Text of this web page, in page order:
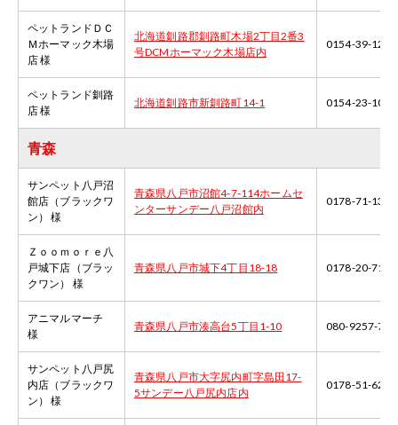
ペットランドＤＣ
Ｍホーマック木場
店 様
北海道釧路郡釧路町木場2丁目2番3
号DCMホーマック木場店内
0154-39-1212
ペットランド釧路
店 様
北海道釧路市新釧路町14-1 0154-23-1007
青森
サンペット八戸沼
館店（ブラックワ
ン） 様
青森県八戸市沼館4-7-114ホームセ
ンターサンデー八戸沼館内
0178-71-1313
Ｚｏｏｍｏｒｅ八
戸城下店（ブラッ
クワン） 様
青森県八戸市城下4丁目18-18 0178-20-7182
アニマルマーチ
様
青森県八戸市湊高台5丁目1-10 080-9257-
サンペット八戸尻
内店（ブラックワ
ン） 様
青森県八戸市大字尻内町字島田17-
5サンデー八戸尻内店内
0178-51-6270